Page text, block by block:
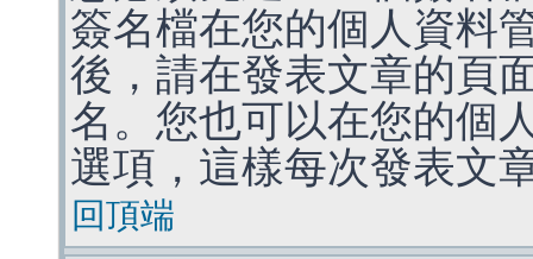
簽名檔在您的個人資料
後，請在發表文章的頁
名。您也可以在您的個
選項，這樣每次發表文
回頂端